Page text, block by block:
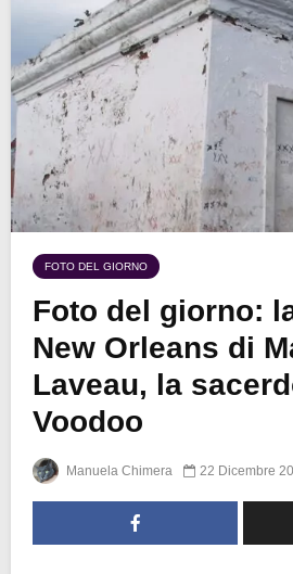
FOTO DEL GIORNO
Foto del giorno:
New Orleans di
Laveau, la
Voodoo
Manuela Chimera 22 Dicembre